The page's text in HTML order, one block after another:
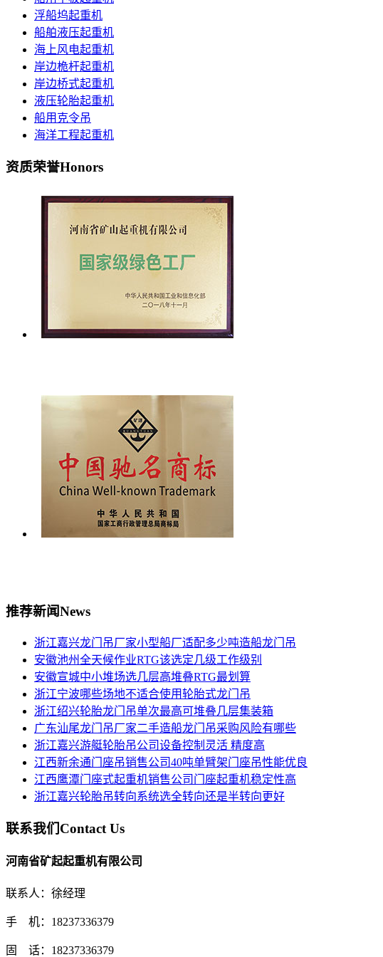
浮船坞起重机
船舶液压起重机
海上风电起重机
岸边桅杆起重机
岸边桥式起重机
液压轮胎起重机
船用克令吊
海洋工程起重机
资质荣誉Honors
推荐新闻News
浙江嘉兴龙门吊厂家小型船厂适配多少吨造船龙门吊
安徽池州全天候作业RTG该选定几级工作级别
安徽宣城中小堆场选几层高堆叠RTG最划算
浙江宁波哪些场地不适合使用轮胎式龙门吊
浙江绍兴轮胎龙门吊单次最高可堆叠几层集装箱
广东汕尾龙门吊厂家二手造船龙门吊采购风险有哪些
浙江嘉兴游艇轮胎吊公司设备控制灵活 精度高
江西新余通门座吊销售公司40吨单臂架门座吊性能优良
江西鹰潭门座式起重机销售公司门座起重机稳定性高
浙江嘉兴轮胎吊转向系统选全转向还是半转向更好
联系我们Contact Us
河南省矿起起重机有限公司
联系人：徐经理
手 机：18237336379
固 话：18237336379